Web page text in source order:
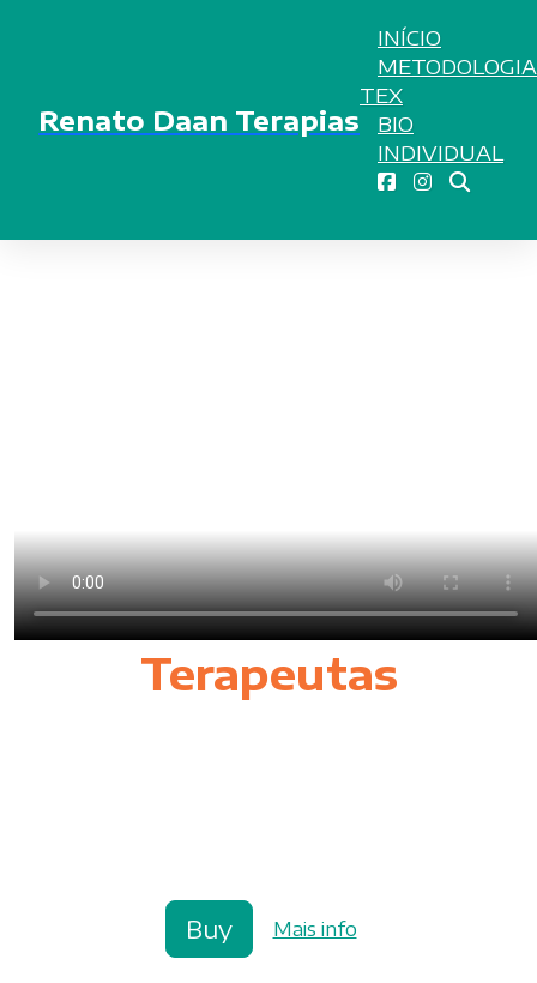
Renato Daan Terapias
INÍCIO
METODOLOGIA
TEX
BIO
INDIVIDUAL
Terapeutas
Buy Mais info